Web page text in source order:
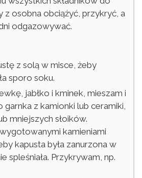
z osobna obciążyć, przykryć, a
odgazowywać.
z solą w misce, żeby
sporo soku.
jabłko i kminek, mieszam i
garnka z kamionki lub ceramiki,
mniejszych słoików.
kamieniami
kapusta była zanurzona w
spleśniała. Przykrywam, np.